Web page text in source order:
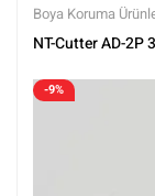
Boya Koruma
Kaplama Ürünleri,
NT-Cutter AD-2P
-9%